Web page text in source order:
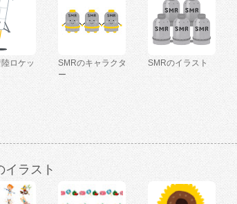
ロケッ
SMRのキャラクタ
ー
SMRのイラスト
イラスト